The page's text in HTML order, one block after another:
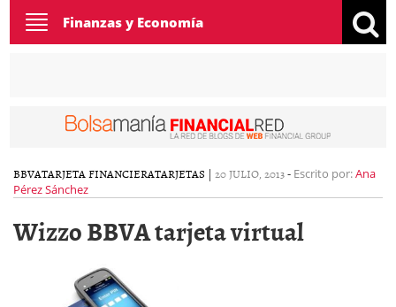
Toggle
navigation
Finanzas y Economía
BBVATARJETA FINANCIERATARJETAS | 20 JULIO, 2013- Escrito por:Ana
Pérez Sánchez
Wizzo BBVA tarjeta virtual